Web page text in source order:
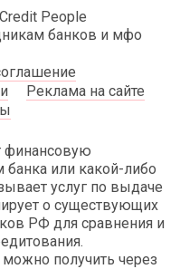
People
банков и мфо
Реклама на сайте
финансовую
банка или какой-либо
услуг по выдаче
о существующих
РФ для сравнения и
получить через